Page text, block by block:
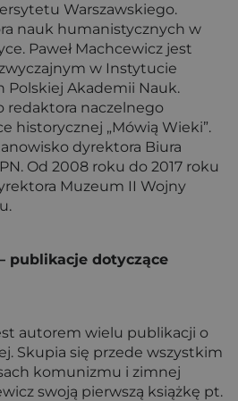
Warszawskiego.
nauk humanistycznych w
Paweł Machcewicz jest
w Instytucie
Polskiej Akademii Nauk.
redaktora naczelnego
historycznej „Mówią Wieki”.
dyrektora Biura
Od 2008 roku do 2017 roku
Muzeum II Wojny
publikacje dotyczące
autorem wielu publikacji o
Skupia się przede wszystkim
komunizmu i zimnej
swoją pierwszą książkę pt.